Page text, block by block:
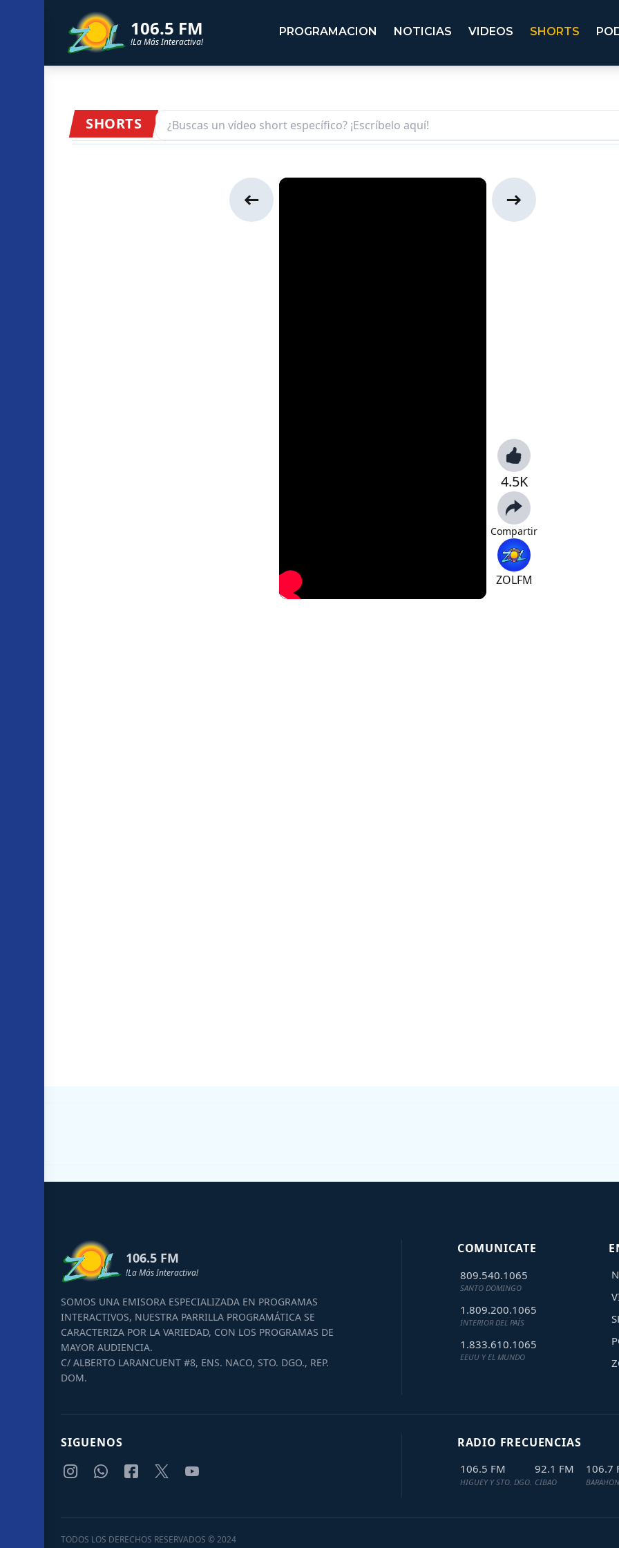
106.5 FM
!La Más Interactiva!
PROGRAMACION NOTICIAS VIDEOS SHORTS
SHORTS
4.5K
Compartir
ZOLFM
106.5 FM
!La Más Interactiva!
SOMOS UNA EMISORA ESPECIALIZADA EN PROGRAMAS
INTERACTIVOS, NUESTRA PARRILLA PROGRAMÁTICA SE
CARACTERIZA POR LA VARIEDAD, CON LOS PROGRAMAS DE
MAYOR AUDIENCIA.
C/ ALBERTO LARANCUENT #8, ENS. NACO, STO. DGO., REP.
DOM.
COMUNICATE
809.540.1065
SANTO DOMINGO
1.809.200.1065
INTERIOR DEL PAÍS
1.833.610.1065
EEUU Y EL MUNDO
SIGUENOS RADIO FRECUENCIAS
106.5 FM
HIGUEY Y STO. DGO.
92.1 FM
CIBAO
106.7
TODOS LOS DERECHOS RESERVADOS © 2024